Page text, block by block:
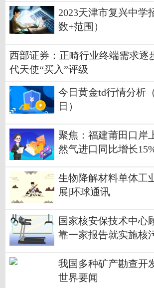
2023天津市复兴中学
数+范围）
西部证券：正畸行业终端需求逐
代天使“买入”评级
今日黄金td行情分析
日）
聚焦：福建莆田口岸
然气进口同比增长
生物降解材料单体工
展|环球通讯
国家核安保技术中心
靠一家报告就实施核
我国多种矿产勘查开
世界要闻